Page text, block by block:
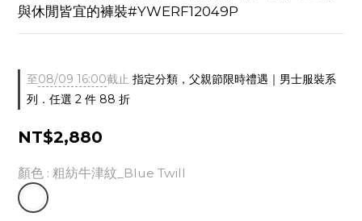
與休閒皆宜的褲裝#YWERF12049P
至08/09 16:00截止 指定分類，父親節限時禮遇｜男士服裝系
列．任選 2 件 88 折
NT$2,880
顏色 : 粗紡牛津紋_Blue Twill